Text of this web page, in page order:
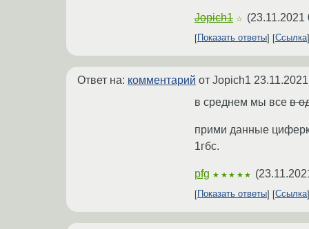
Jopich1 ☆ (23.11.2021
Показать ответы Ссылка
Ответ на: комментарий от Jopich1
в среднем мы все в
прими данные
1гбс.
pfg ★★★★★ (
Показать ответы Ссылка